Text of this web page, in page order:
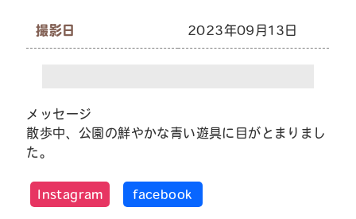
撮影日 2023年09月13日
メッセージ
散歩中、公園の鮮やかな青い遊具に目がとまりまし
た。
Instagram facebook